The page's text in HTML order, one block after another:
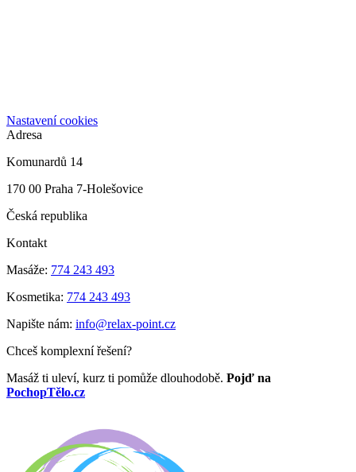
Nastavení cookies
Adresa
Komunardů 14
170 00 Praha 7-Holešovice
Česká republika
Kontakt
Masáže: 774 243 493
Kosmetika: 774 243 493
Napište nám: info@relax-point.cz
Chceš komplexní řešení?
Masáž ti uleví, kurz ti pomůže dlouhodobě. Pojď na
PochopTělo.cz